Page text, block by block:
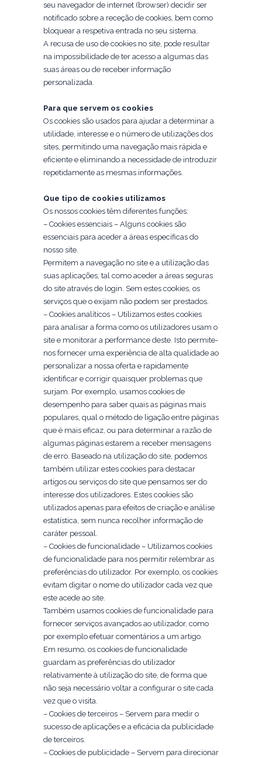
seu navegador de internet (browser) decidir ser
notificado sobre a receção de cookies, bem como
bloquear a respetiva entrada no seu sistema.
A recusa de uso de cookies no site, pode resultar
na impossibilidade de ter acesso a algumas das
suas áreas ou de receber informação
personalizada.
Para que servem os cookies
Os cookies são usados para ajudar a determinar a
utilidade, interesse e o número de utilizações dos
sites, permitindo uma navegação mais rápida e
eficiente e eliminando a necessidade de introduzir
repetidamente as mesmas informações.
Que tipo de cookies utilizamos
Os nossos cookies têm diferentes funções:
– Cookies essenciais – Alguns cookies são
essenciais para aceder a áreas específicas do
nosso site.
Permitem a navegação no site e a utilização das
suas aplicações, tal como aceder a áreas seguras
do site através de login. Sem estes cookies, os
serviços que o exijam não podem ser prestados.
– Cookies analíticos – Utilizamos estes cookies
para analisar a forma como os utilizadores usam o
site e monitorar a performance deste. Isto permite-
nos fornecer uma experiência de alta qualidade ao
personalizar a nossa oferta e rapidamente
identificar e corrigir quaisquer problemas que
surjam. Por exemplo, usamos cookies de
desempenho para saber quais as páginas mais
populares, qual o método de ligação entre páginas
que é mais eficaz, ou para determinar a razão de
algumas páginas estarem a receber mensagens
de erro. Baseado na utilização do site, podemos
também utilizar estes cookies para destacar
artigos ou serviços do site que pensamos ser do
interesse dos utilizadores. Estes cookies são
utilizados apenas para efeitos de criação e análise
estatística, sem nunca recolher informação de
caráter pessoal.
– Cookies de funcionalidade – Utilizamos cookies
de funcionalidade para nos permitir relembrar as
preferências do utilizador. Por exemplo, os cookies
evitam digitar o nome do utilizador cada vez que
este acede ao site.
Também usamos cookies de funcionalidade para
fornecer serviços avançados ao utilizador, como
por exemplo efetuar comentários a um artigo.
Em resumo, os cookies de funcionalidade
guardam as preferências do utilizador
relativamente à utilização do site, de forma que
não seja necessário voltar a configurar o site cada
vez que o visita.
– Cookies de terceiros – Servem para medir o
sucesso de aplicações e a eficácia da publicidade
de terceiros.
– Cookies de publicidade – Servem para direcionar